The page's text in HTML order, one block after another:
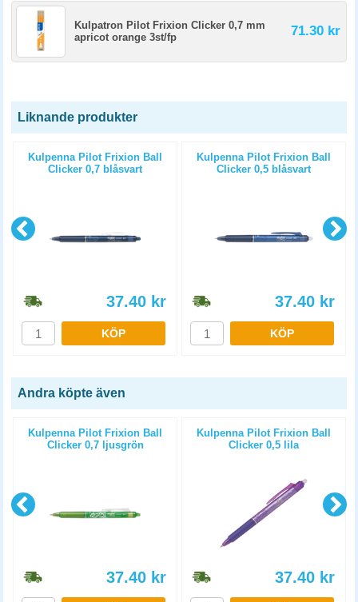
Kulpatron Pilot Frixion Clicker 0,7 mm
apricot orange 3st/fp
71.30 kr
Liknande produkter
Kulpenna Pilot Frixion Ball
Clicker 0,7 blåsvart
37.40 kr
KÖP
Kulpenna Pilot Frixion Ball
Clicker 0,5 blåsvart
37.40 kr
KÖP
Andra köpte även
Kulpenna Pilot Frixion Ball
Clicker 0,7 ljusgrön
37.40 kr
Kulpenna Pilot Frixion Ball
Clicker 0,5 lila
37.40 kr